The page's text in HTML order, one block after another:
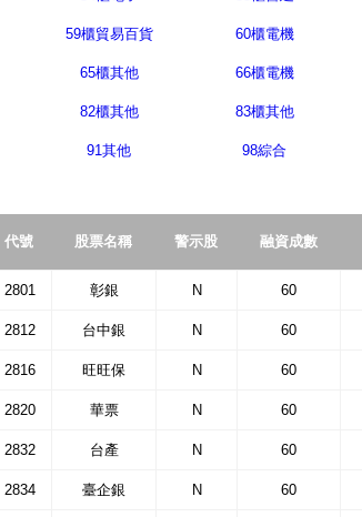
59櫃貿易百貨 60櫃電機
65櫃其他 66櫃電機
82櫃其他 83櫃其他
91其他 98綜合
代號 股票名稱 警示股 融資成數
2801 彰銀 N 60
2812 台中銀 N 60
2816 旺旺保 N 60
2820 華票 N 60
2832 台產 N 60
2834 臺企銀 N 60